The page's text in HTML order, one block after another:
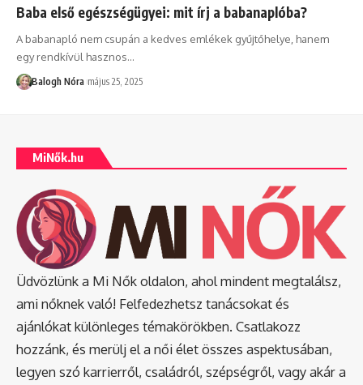
Baba első egészségügyei: mit írj a babanaplóba?
A babanapló nem csupán a kedves emlékek gyűjtőhelye, hanem
egy rendkívül hasznos…
Balogh Nóra május 25, 2025
MiNők.hu
Üdvözlünk a Mi Nők oldalon, ahol mindent megtalálsz,
ami nőknek való! Felfedezhetsz tanácsokat és
ajánlókat különleges témakörökben. Csatlakozz
hozzánk, és merülj el a női élet összes aspektusában,
legyen szó karrierről, családról, szépségről, vagy akár a